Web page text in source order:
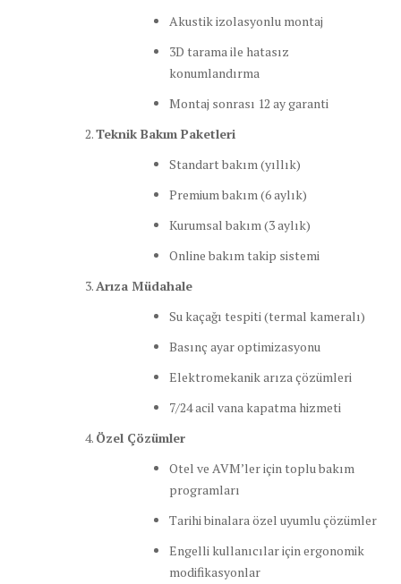
Akustik izolasyonlu montaj
3D tarama ile hatasız
konumlandırma
Montaj sonrası 12 ay garanti
Teknik Bakım Paketleri
Standart bakım (yıllık)
Premium bakım (6 aylık)
Kurumsal bakım (3 aylık)
Online bakım takip sistemi
Arıza Müdahale
Su kaçağı tespiti (termal kameralı)
Basınç ayar optimizasyonu
Elektromekanik arıza çözümleri
7/24 acil vana kapatma hizmeti
Özel Çözümler
Otel ve AVM’ler için toplu bakım
programları
Tarihi binalara özel uyumlu çözümler
Engelli kullanıcılar için ergonomik
modifikasyonlar